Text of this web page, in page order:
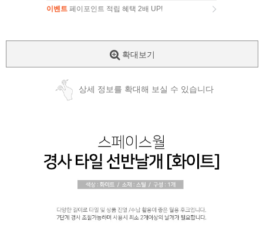
이벤트 페이포인트 적립 혜택 2배 UP!
확대보기
상세 정보를 확대해 보실 수 있습니다